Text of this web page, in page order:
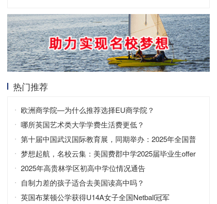
热门推荐
欧洲商学院—为什么推荐选择EU商学院？
哪所英国艺术类大学学费生活费更低？
第十届中国武汉国际教育展，同期举办：2025年全国普
通高校招生咨询会
梦想起航，名校云集：美国费郡中学2025届毕业生offer
2025年高贵林学区初高中学位情况通告
自制力差的孩子适合去美国读高中吗？
英国布莱顿公学获得U14A女子全国Netball冠军